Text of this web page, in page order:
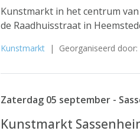
Kunstmarkt in het centrum
de Raadhuisstraat in
Kunstmarkt | Georganiseerd door:
Zaterdag 05 september -
Kunstmarkt